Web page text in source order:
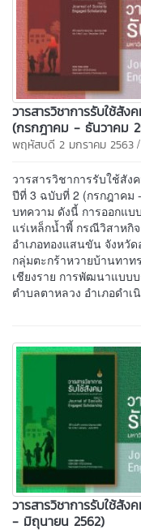
วารสารวิชาการรับใช้สั
(กรกฎาคม - ธันวาคม
พฤหัสบดี 2 มกราคม 2563 /
วารสารวิชาการรับใช้สั
ปีที่ 3 ฉบับที่ 2 (กรกฎาคม
บทความ ดังนี้ การออกแ
แร่เหล็กน้ำพี้ กรณีวิสาห
อำเภอทองแสนขัน จังหวั
กลุ่มตะกร้าหวายบ้านทาท
เชียงราย การพัฒนาแบ
ตำบลตาหลวง อำเภอดำ
วารสารวิชาการรับใช้สั
- มิถุนายน 2562)